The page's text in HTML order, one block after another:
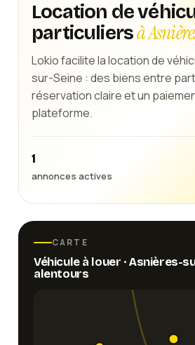
Location de
particuliersà
Lokio facilite la location de
sur-Seine : des biens entre
réservation claire et un
plateforme.
1
annonces actives
CARTE
Véhiculeà louer ·Asnières-
alentours